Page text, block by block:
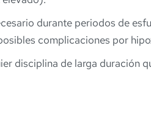
durante periodos de
complicaciones por
disciplina de larga duración